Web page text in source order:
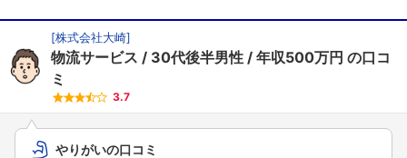
[株式会社大崎]
物流サービス 30代後半男性 年収500万円 の口コ
ミ
3.7
やりがいの口コミ